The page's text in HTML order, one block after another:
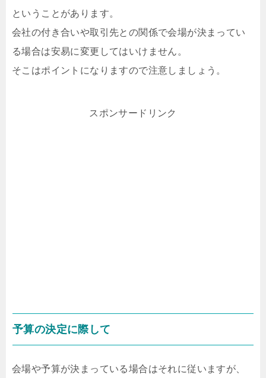
ということがあります。
会社の付き合いや取引先との関係で会場が決まってい
る場合は安易に変更してはいけません。
そこはポイントになりますので注意しましょう。
スポンサードリンク
予算の決定に際して
会場や予算が決まっている場合はそれに従いますが、